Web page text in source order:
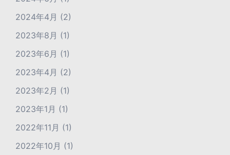
2024年4月 (2)
2023年8月 (1)
2023年6月 (1)
2023年4月 (2)
2023年2月 (1)
2023年1月 (1)
2022年11月 (1)
2022年10月 (1)